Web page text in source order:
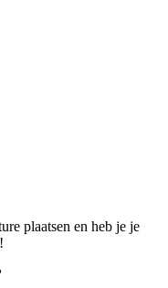
plaatsen en heb je je